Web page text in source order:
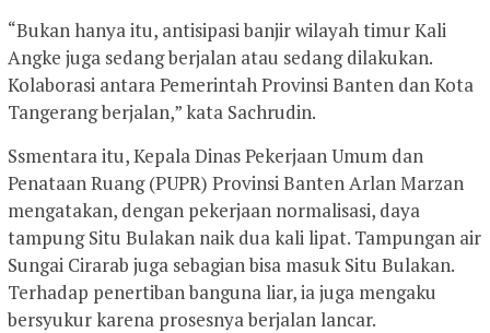
“Bukan hanya itu, antisipasi banjir wilayah timur Kali
Angke juga sedang berjalan atau sedang dilakukan.
Kolaborasi antara Pemerintah Provinsi Banten dan Kota
Tangerang berjalan,” kata Sachrudin.
Ssmentara itu, Kepala Dinas Pekerjaan Umum dan
Penataan Ruang (PUPR) Provinsi Banten Arlan Marzan
mengatakan, dengan pekerjaan normalisasi, daya
tampung Situ Bulakan naik dua kali lipat. Tampungan air
Sungai Cirarab juga sebagian bisa masuk Situ Bulakan.
Terhadap penertiban banguna liar, ia juga mengaku
bersyukur karena prosesnya berjalan lancar.